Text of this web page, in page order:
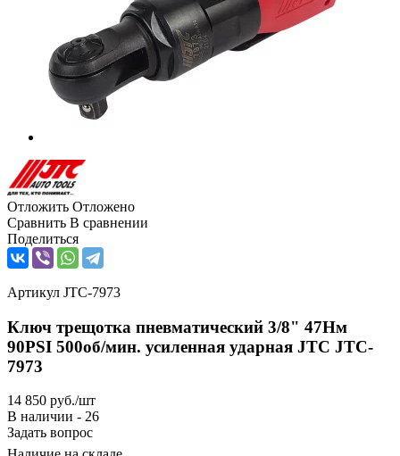
Отложить Отложено
Сравнить В сравнении
Поделиться
Артикул JTC-7973
Ключ трещотка пневматический 3/8" 47Нм
90PSI 500об/мин. усиленная ударная JTC JTC-
7973
14 850 руб./шт
В наличии - 26
Задать вопрос